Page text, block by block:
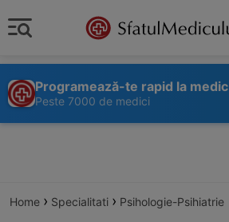
Programează-te rapid la medic
Peste 7000 de medici
Home › Specialitati › Psihologie-Psihiatrie